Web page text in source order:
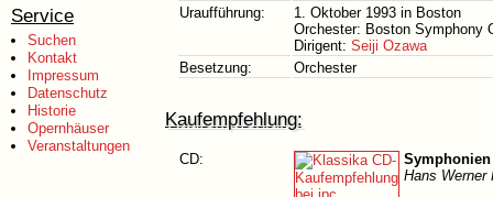
Service
Suchen
Kontakt
Impressum
Datenschutz
Historie
Opernhäuser
Veranstaltungen
Uraufführung:
1. Oktober 1993 in Boston
Orchester: Boston Symphony
Dirigent: Seiji Ozawa
Besetzung:
Orchester
Kaufempfehlung:
CD:
Symphonien
Hans Werner